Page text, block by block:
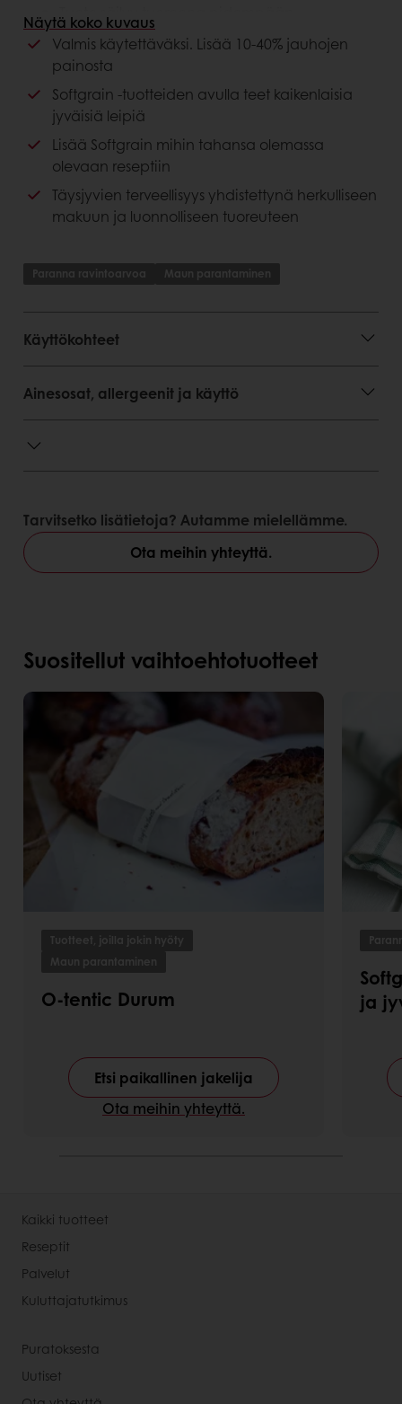
Tuote säilyy tuoreena pidempään
Enemmän ravintoaineita lopputuotteeseen
Hyödyt asiakkaalle
Helppokäyttöinen, lisää olemassa olevaan
Valmis käytettäväksi
Monipuolinen tuote, jonka avulla luot
lukemattoman määrän uusia tuotteita
Näytä koko kuvaus
Valmis käytettäväksi. Lisää 10-40% jauhojen
painosta
Softgrain -tuotteiden avulla teet kaikenlaisia
jyväisiä leipiä
Lisää Softgrain mihin tahansa olemassa
olevaan reseptiin
Täysjyvien terveellisyys yhdistettynä herkulliseen
makuun ja luonnolliseen tuoreuteen
Paranna ravintoarvoa Maun parantaminen
Käyttökohteet
Ainesosat, allergeenit ja käyttö
Tarvitsetko lisätietoja? Autamme mielellämme.
Ota meihin yhteyttä.
Suositellut vaihtoehtotuotteet
Tuotteet, joilla jokin hyöty
Maun parantaminen
O-tentic Durum
Etsi paikallinen jakelija
Ota meihin yhteyttä.
ja
Kaikki tuotteet
Reseptit
Palvelut
Kuluttajatutkimus
Puratoksesta
Uutiset